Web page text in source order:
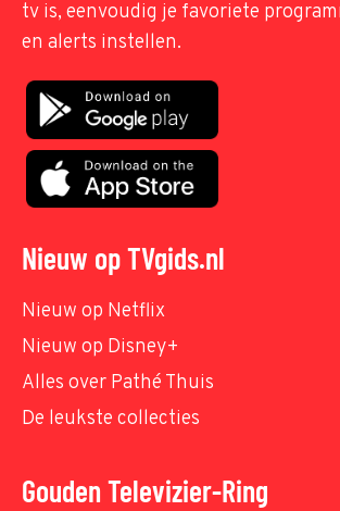
tv is, eenvoudig je favoriete
en alerts instellen.
Nieuw op TVgids.nl
Nieuw op Netflix
Nieuw op Disney+
Alles over Pathé Thuis
De leukste collecties
Gouden Televizier-Ring